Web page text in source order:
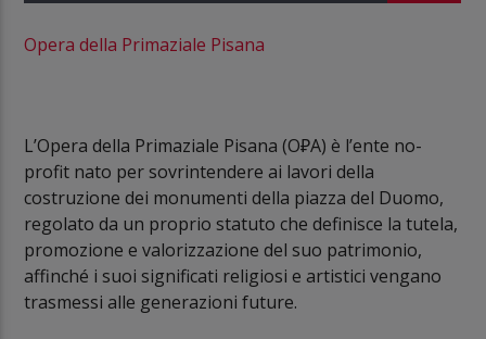
Opera della Primaziale Pisana
L’Opera della Primaziale Pisana (O₽A) è l’ente no-
profit nato per sovrintendere ai lavori della
costruzione dei monumenti della piazza del Duomo,
regolato da un proprio statuto che definisce la tutela,
promozione e valorizzazione del suo patrimonio,
affinché i suoi significati religiosi e artistici vengano
trasmessi alle generazioni future.